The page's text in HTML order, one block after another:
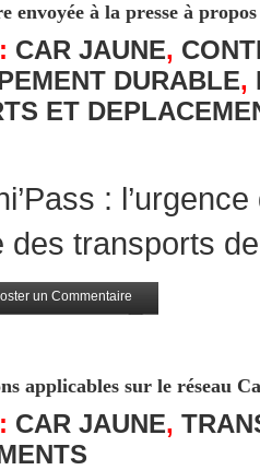
à la presse à propos
CAR JAUNE,
DURABLE,
ET
:
des transports
un Commentaire
applicables sur le réseau
CAR JAUNE,